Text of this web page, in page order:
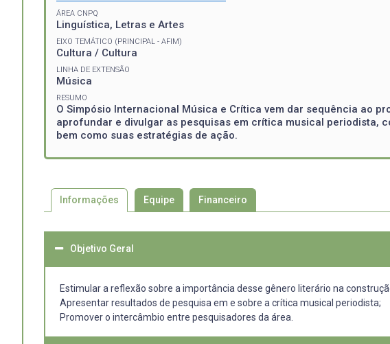
ÁREA CNPQ
Linguística, Letras e Artes
EIXO TEMÁTICO (PRINCIPAL - AFIM)
Cultura / Cultura
LINHA DE EXTENSÃO
Música
RESUMO
O Simpósio Internacional Música e Crítica vem dar sequência ao
aprofundar e divulgar as pesquisas em crítica musical periodista,
bem como suas estratégias de ação.
Informações Equipe Financeiro
Objetivo Geral
Estimular a reflexão sobre a importância desse gênero literário na
Apresentar resultados de pesquisa em e sobre a crítica musical periodista;
Promover o intercâmbio entre pesquisadores da área.